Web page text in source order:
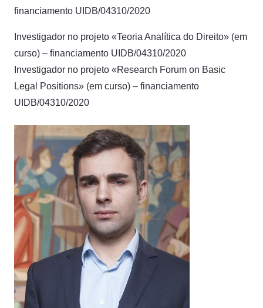
financiamento UIDB/04310/2020
Investigador no projeto «Teoria Analítica do Direito» (em
curso) – financiamento UIDB/04310/2020
Investigador no projeto «Research Forum on Basic
Legal Positions» (em curso) – financiamento
UIDB/04310/2020